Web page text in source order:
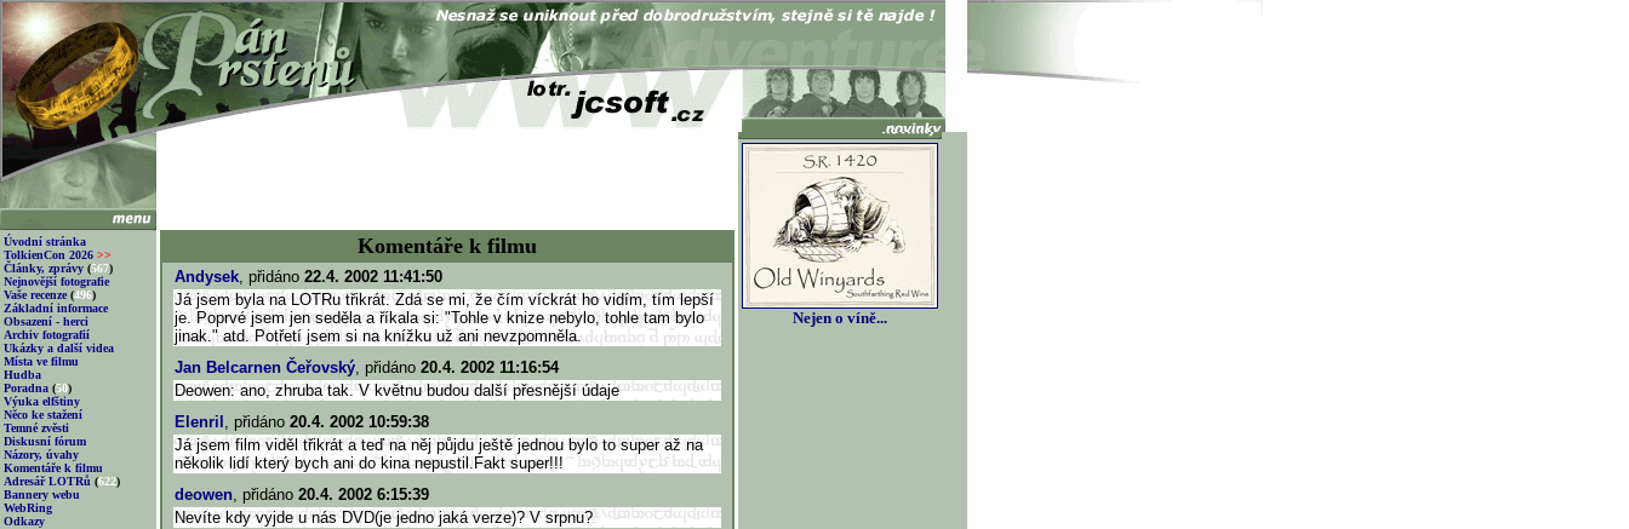
Úvodní stránka
TolkienCon 2026 >>
Články, zprávy (567)
Nejnovější fotografie
Vaše recenze (496)
Základní informace
Obsazení - herci
Archiv fotografií
Ukázky a další videa
Místa ve filmu
Hudba
Poradna (50)
Výuka elfštiny
Něco ke stažení
Temné zvěsti
Diskusní fórum
Názory, úvahy
Komentáře k filmu
Adresář LOTRů (622)
Bannery webu
WebRing
Odkazy
Komentáře k filmu
Andysek, přidáno 22.4. 2002 11:41:50
Já jsem byla na LOTRu třikrát. Zdá se mi, že čím víckrát ho vidím, tím lepší
je. Poprvé jsem jen seděla a říkala si: "Tohle v knize nebylo, tohle tam bylo
jinak." atd. Potřetí jsem si na knížku už ani nevzpomněla.
Jan Belcarnen Čeřovský, přidáno 20.4. 2002 11:16:54
Deowen: ano, zhruba tak. V květnu budou další přesnější údaje
Elenril , přidáno 20.4. 2002 10:59:38
Já jsem film viděl třikrát a teď na něj půjdu ještě jednou bylo to super až na
několik lidí který bych ani do kina nepustil.Fakt super!!!
deowen, přidáno 20.4. 2002 6:15:39
Nevíte kdy vyjde u nás DVD(je jedno jaká verze)? V srpnu?
Nejen o víně...